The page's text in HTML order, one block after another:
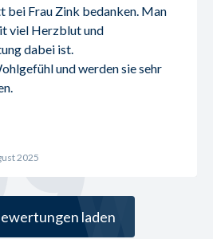
bei Frau Zink bedanken. Man
viel Herzblut und
dabei ist.
und werden sie sehr
2025
laden